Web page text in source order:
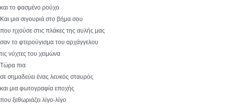
και το φασμένο ρούχο
Και μια σιγουριά στο βήμα σου
που ηχούσε στις πλάκες της αυλής μας
σαν το φτερούγισμα του αρχάγγελου
τις νύχτες του χειμώνα
Τώρα πια
σε σημαδεύει ένας λευκός σταυρός
και μια φωτογραφία εποχής
που ξεθωριάζει λίγο-λίγο